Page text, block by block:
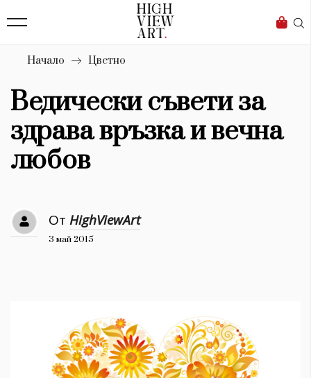
Бизнес
Мода
Dialogue
Изкуство
4340
Дизайн
Гурме 1710
Начало Цветно
Ведически съвети за
здрава връзка и вечна
любов
От HighViewArt
3 май 2015